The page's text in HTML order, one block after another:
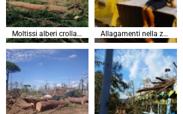
Moltissi alberi crollati all’Anconella Allagamenti nella zona di Gavinana